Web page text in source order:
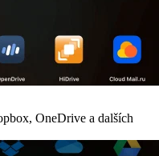
OneDrive a dalších